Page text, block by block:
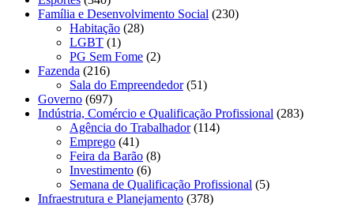
Família e Desenvolvimento Social (230)
Habitação (28)
LGBT (1)
PG Sem Fome (2)
Fazenda (216)
Sala do Empreendedor(51)
Governo (697)
Indústria, Comércio e Qualificação Profissional (283)
Agência do Trabalhador(114)
Emprego (41)
Feira da Barão (8)
Investimento (6)
Semana de Qualificação Profissional (5)
Infraestrutura e Planejamento (378)